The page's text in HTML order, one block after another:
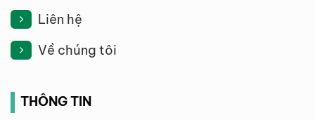
Liên hệ
Về chúng tôi
THÔNG TIN